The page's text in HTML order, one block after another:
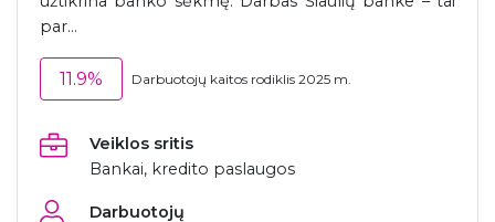
par...
11.9% Darbuotojų kaitos rodiklis 2025 m.
Veiklos sritis
Bankai, kredito paslaugos
Darbuotojų